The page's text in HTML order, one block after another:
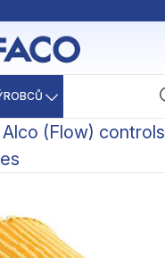
Alco (Flow) controls